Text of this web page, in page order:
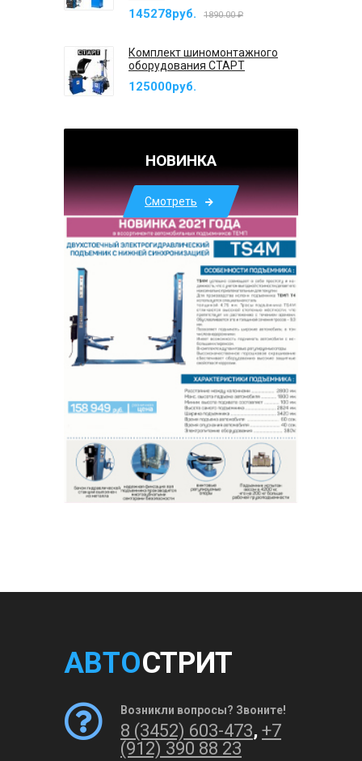
145278руб. 1890.00 ₽
Комплект шиномонтажного
оборудования СТАРТ
125000руб.
НОВИНКА
Смотреть
АВТОСТРИТ
Возникли вопросы? Звоните!
8 (3452) 603-473, +7
(912) 390 88 23